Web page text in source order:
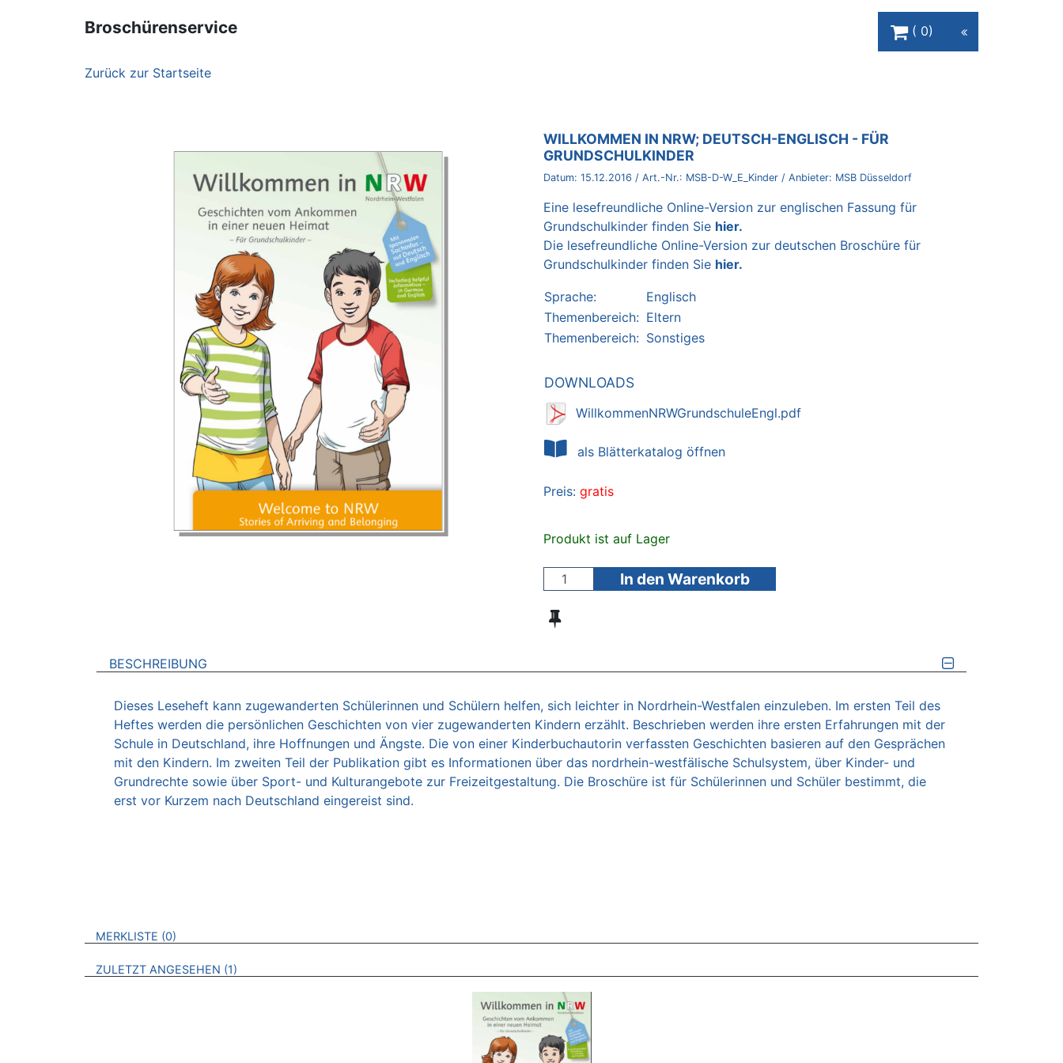
Broschürenservice
0
Zurück zur Startseite
BROSCHÜRE:
WILLKOMMEN IN NRW; DEUTSCH-ENGLISCH - FÜR
GRUNDSCHULKINDER
Datum: 15.12.2016 / Art.-Nr.: MSB-D-W_E_Kinder / Anbieter: MSB Düsseldorf
Eine lesefreundliche Online-Version zur englischen Fassung für
Grundschulkinder finden Sie hier.
Die lesefreundliche Online-Version zur deutschen Broschüre für
Grundschulkinder finden Sie hier.
Sprache:
Englisch
Themenbereich: Eltern
Themenbereich: Sonstiges
DOWNLOADS
WillkommenNRWGrundschuleEngl.pdf
als Blätterkatalog öffnen
Preis: gratis
Produkt ist auf Lager
In den Warenkorb
BESCHREIBUNG
Dieses Leseheft kann zugewanderten Schülerinnen und Schülern helfen, sich leichter in Nordrhein-Westfalen einzuleben. Im ersten Teil des
Heftes werden die persönlichen Geschichten von vier zugewanderten Kindern erzählt. Beschrieben werden ihre ersten Erfahrungen mit der
Schule in Deutschland, ihre Hoffnungen und Ängste. Die von einer Kinderbuchautorin verfassten Geschichten basieren auf den Gesprächen
mit den Kindern. Im zweiten Teil der Publikation gibt es Informationen über das nordrhein-westfälische Schulsystem, über Kinder- und
Grundrechte sowie über Sport- und Kulturangebote zur Freizeitgestaltung. Die Broschüre ist für Schülerinnen und Schüler bestimmt, die
erst vor Kurzem nach Deutschland eingereist sind.
VERWEISE AUF VERMERKTE- ODER ZULETZT ANGESEHENE BROSCHÜREN
MERKLISTE 0
ZULETZT ANGESEHEN 1